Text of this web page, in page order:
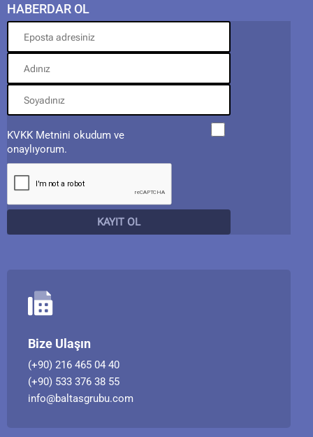
HABERDAR OL
KVKK Metnini okudum ve
onaylıyorum.
Bize Ulaşın
(+90) 216 465 04 40
(+90) 533 376 38 55
info@baltasgrubu.com